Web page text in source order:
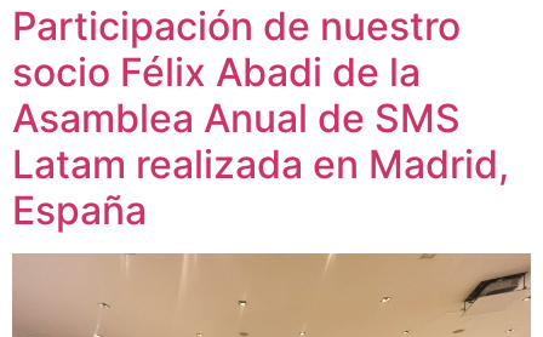
Participación de nuestro
socio Félix Abadi de la
Asamblea Anual de SMS
Latam realizada en Madrid,
España